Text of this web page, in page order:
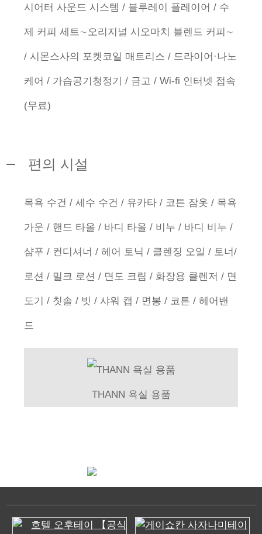
시어터 사운드 시스템 / 블루레이 플레이어 / 수
제 커피 세트∼오리지널 시오마치 블렌드 커피∼
/ 시몬스사의 포켓코일 매트리스 / 드라이어·나노
케어 / 가습공기청정기 / 금고 / Wi-fi 인터넷 접속
(무료)
편의 시설
목욕 수건 / 세수 수건 / 유카타 / 코튼 잠옷 / 목욕
가운 / 핸드 타올 / 바디 타올 / 비누 / 바디 비누 /
샴푸 / 컨디셔너 / 헤어 토닉 / 클렌징 오일 / 토너/
로션 / 밀크 로션 / 면도 크림 / 화장용 클렌저 / 면
도기 / 칫솔 / 빗 / 샤워 캡 / 면봉 / 코튼 / 헤어밴
드
THANN 욕실 용품